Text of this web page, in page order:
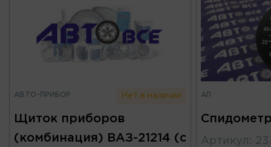
АВТО-ПРИБОР Нет в наличии
Щиток приборов
(комбинация) ВАЗ-21214 (с
АП
Артикул :